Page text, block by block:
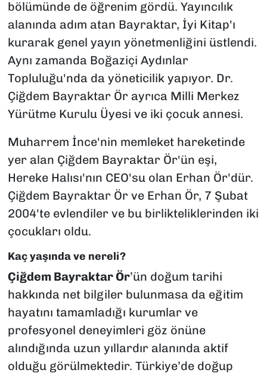
bölümünde de öğrenim gördü. Yayıncılık
alanında adım atan Bayraktar, İyi Kitap'ı
kurarak genel yayın yönetmenliğini üstlendi.
Aynı zamanda Boğaziçi Aydınlar
Topluluğu'nda da yöneticilik yapıyor. Dr.
Çiğdem Bayraktar Ör ayrıca Milli Merkez
Yürütme Kurulu Üyesi ve iki çocuk annesi.
Muharrem İnce'nin memleket hareketinde
yer alan Çiğdem Bayraktar Ör'ün eşi,
Hereke Halısı'nın CEO'su olan Erhan Ör'dür.
Çiğdem Bayraktar Ör ve Erhan Ör, 7 Şubat
2004'te evlendiler ve bu birlikteliklerinden iki
çocukları oldu.
Kaç yaşında ve nereli?
Çiğdem Bayraktar Ör’ün doğum tarihi
hakkında net bilgiler bulunmasa da eğitim
hayatını tamamladığı kurumlar ve
profesyonel deneyimleri göz önüne
alındığında uzun yıllardır alanında aktif
olduğu görülmektedir. Türkiye’de doğup